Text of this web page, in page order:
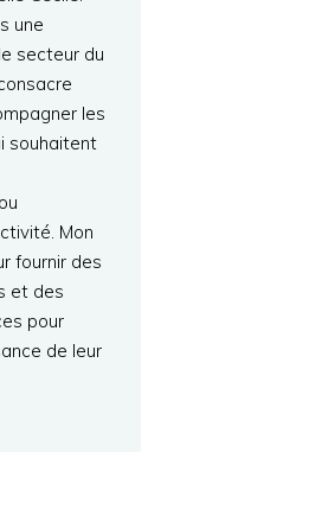
une
secteur du
les
souhaitent
Mon
fournir des
et des
pour
de leur